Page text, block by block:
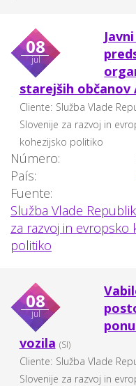
08
jul
starejših občanov
Cliente: Služba Vlade
Slovenije za razvoj in
kohezijsko politiko
Número:
País:
Fuente:
Služba Vlade
za razvoj in evropsko
politiko
08
jul
vozila (SI)
Cliente: Služba Vlade
Slovenije za razvoj in